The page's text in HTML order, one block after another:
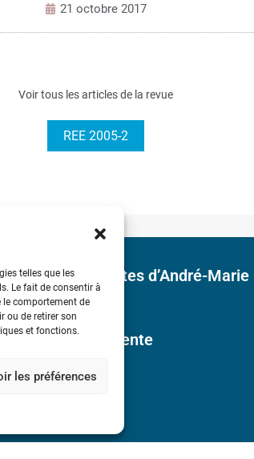
telles que les
Le fait de consentir à
le comportement de
ou de retirer son
et fonctions.
les préférences
21 octobre 2017
Voir tous les articles de la revue
REE 2005-2
des découvertes d’André-Marie
Générales de Vente